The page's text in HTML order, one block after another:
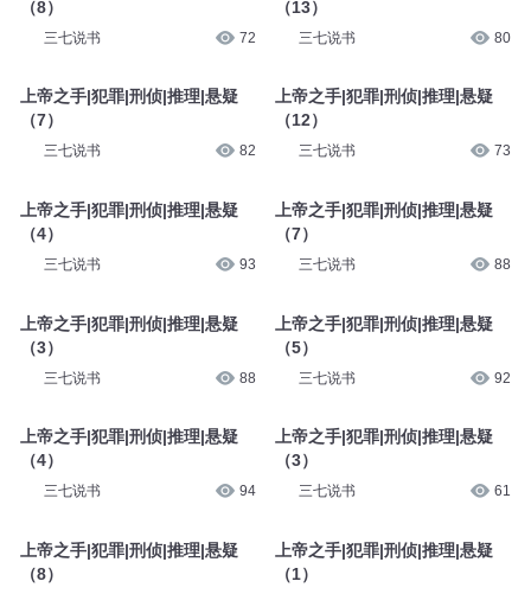
（8）
三七说书 72
上帝之手|犯罪|刑侦|推理|悬疑
（7）
三七说书 82
上帝之手|犯罪|刑侦|推理|悬疑
（4）
三七说书 93
上帝之手|犯罪|刑侦|推理|悬疑
（3）
三七说书 88
上帝之手|犯罪|刑侦|推理|悬疑
（4）
三七说书 94
上帝之手|犯罪|刑侦|推理|悬疑
（8）
（13）
三七说书 80
上帝之手|犯罪|刑侦|推理|悬疑
（12）
三七说书 73
上帝之手|犯罪|刑侦|推理|悬疑
（7）
三七说书 88
上帝之手|犯罪|刑侦|推理|悬疑
（5）
三七说书 92
上帝之手|犯罪|刑侦|推理|悬疑
（3）
三七说书 61
上帝之手|犯罪|刑侦|推理|悬疑
（1）